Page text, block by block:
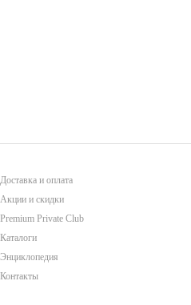
Доставка и оплата
Акции и скидки
Premium Private Club
Каталоги
Энциклопедия
Контакты